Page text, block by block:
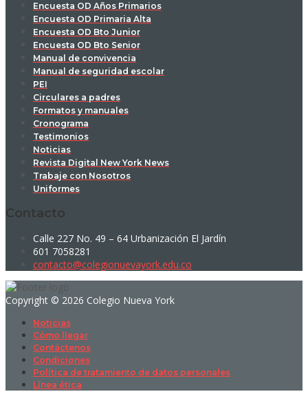
Encuesta OD Años Primarios
Encuesta OD Primaria Alta
Encuesta OD Bto Junior
Encuesta OD Bto Senior
Manual de convivencia
Manual de seguridad escolar
PEI
Circulares a padres
Formatos y manuales
Cronograma
Testimonios
Noticias
Revista Digital New York News
Trabaje con Nosotros
Uniformes
Contacto
Calle 227 No. 49 – 64 Urbanización El Jardín
601 7058281
contacto@colegionuevayork.edu.co
Copyright © 2026 Colegio Nueva York
Noticias
Cómo llegar
Contáctenos
Condiciones
Política de tratamiento de datos personales
Línea ética